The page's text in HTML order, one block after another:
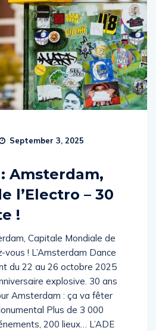
September 3, 2025
Amsterdam,
l’Electro – 30
!
Capitale Mondiale de
vous ! L’Amsterdam Dance
du 22 au 26 octobre 2025
explosive. 30 ans
Amsterdam : ça va fêter
Plus de 3 000
200 lieux… L’ADE